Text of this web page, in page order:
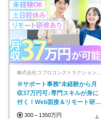
※サポート事務*未経験から月
収37万円可♪専門スキルが身に
付く！Web面接＆リモート研修
も充実♪/a
300～1350万円